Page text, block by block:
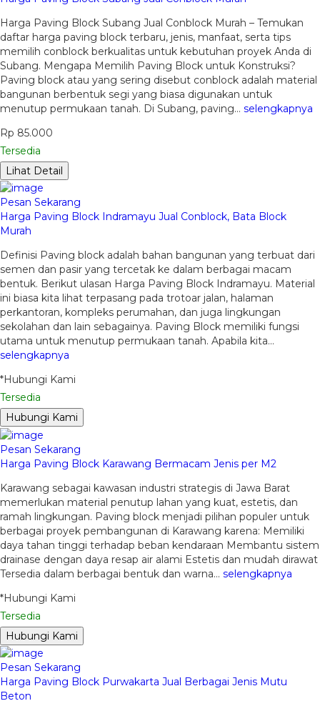
Harga Paving Block Subang Jual Conblock Murah – Temukan
daftar harga paving block terbaru, jenis, manfaat, serta tips
memilih conblock berkualitas untuk kebutuhan proyek Anda di
Subang. Mengapa Memilih Paving Block untuk Konstruksi?
Paving block atau yang sering disebut conblock adalah material
bangunan berbentuk segi yang biasa digunakan untuk
menutup permukaan tanah. Di Subang, paving… selengkapnya
Rp 85.000
Tersedia
Lihat Detail
Pesan Sekarang
Harga Paving Block Indramayu Jual Conblock, Bata Block
Murah
Definisi Paving block adalah bahan bangunan yang terbuat dari
semen dan pasir yang tercetak ke dalam berbagai macam
bentuk. Berikut ulasan Harga Paving Block Indramayu. Material
ini biasa kita lihat terpasang pada trotoar jalan, halaman
perkantoran, kompleks perumahan, dan juga lingkungan
sekolahan dan lain sebagainya. Paving Block memiliki fungsi
utama untuk menutup permukaan tanah. Apabila kita…
selengkapnya
*Hubungi Kami
Tersedia
Hubungi Kami
Pesan Sekarang
Harga Paving Block Karawang Bermacam Jenis per M2
Karawang sebagai kawasan industri strategis di Jawa Barat
memerlukan material penutup lahan yang kuat, estetis, dan
ramah lingkungan. Paving block menjadi pilihan populer untuk
berbagai proyek pembangunan di Karawang karena: Memiliki
daya tahan tinggi terhadap beban kendaraan Membantu sistem
drainase dengan daya resap air alami Estetis dan mudah dirawat
Tersedia dalam berbagai bentuk dan warna… selengkapnya
*Hubungi Kami
Tersedia
Hubungi Kami
Pesan Sekarang
Harga Paving Block Purwakarta Jual Berbagai Jenis Mutu
Beton